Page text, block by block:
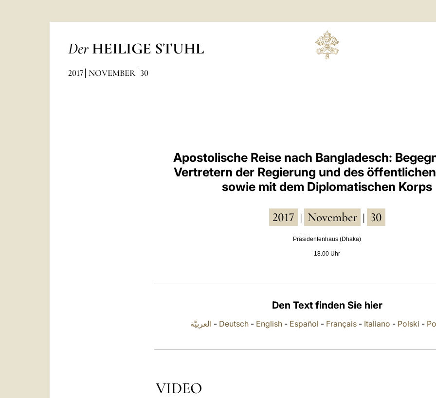
Der HEILIGE STUHL
2017 NOVEMBER 30
Apostolische Reise nach Bangladesch:
Vertretern der Regierung und des
sowie mit dem Diplomatischen Korps
2017 November 30
Präsidentenhaus (Dhaka)
18.00 Uhr
Den Text finden Sie hier
العربيَّة - Deutsch - English - Español - Français - Italiano - Polski -
VIDEO